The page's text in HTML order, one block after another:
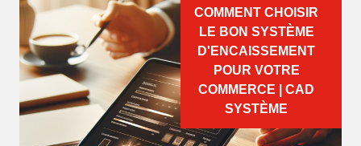
COMMENT CHOISIR
LE BON SYSTÈME
D'ENCAISSEMENT
POUR VOTRE
COMMERCE | CAD
SYSTÈME